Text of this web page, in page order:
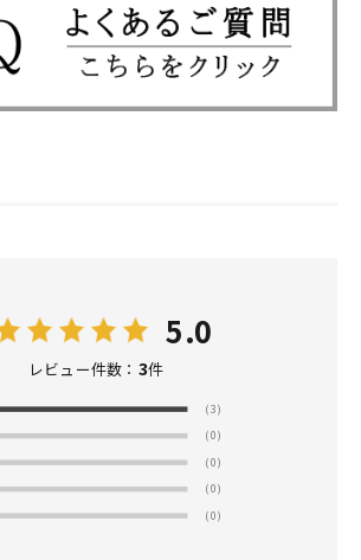
5.0
レビュー件数： 3件
(3)
(0)
(0)
(0)
(0)